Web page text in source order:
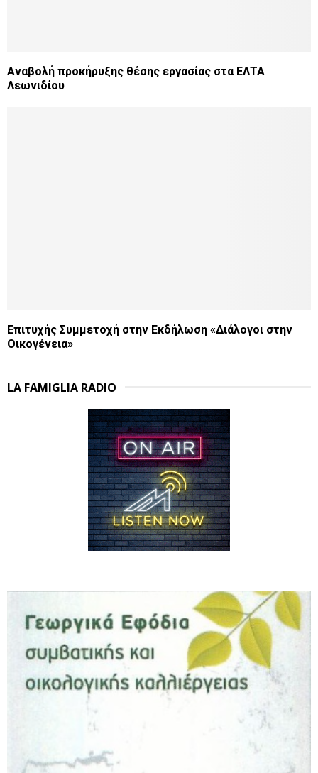
Αναβολή προκήρυξης θέσης εργασίας στα ΕΛΤΑ
Λεωνιδίου
Επιτυχής Συμμετοχή στην Εκδήλωση «Διάλογοι στην
Οικογένεια»
LA FAMIGLIA RADIO